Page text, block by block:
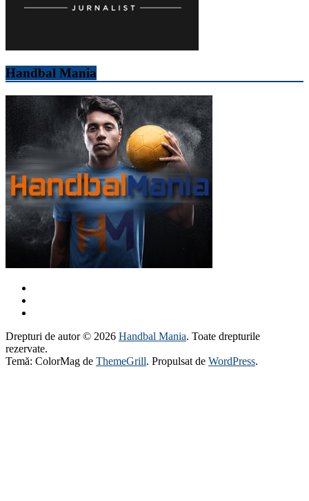
Handbal Mania
Drepturi de autor © 2026 Handbal Mania. Toate drepturile
rezervate.
Temă: ColorMag de ThemeGrill. Propulsat de WordPress.